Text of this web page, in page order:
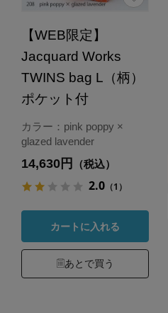
【WEB限定】
Jacquard Works
TWINS bag L（柄）
ポケット付
カラー：pink poppy ×
glazed lavender
14,630円 （税込）
2.0（1）
カートに入れる
あとで買う